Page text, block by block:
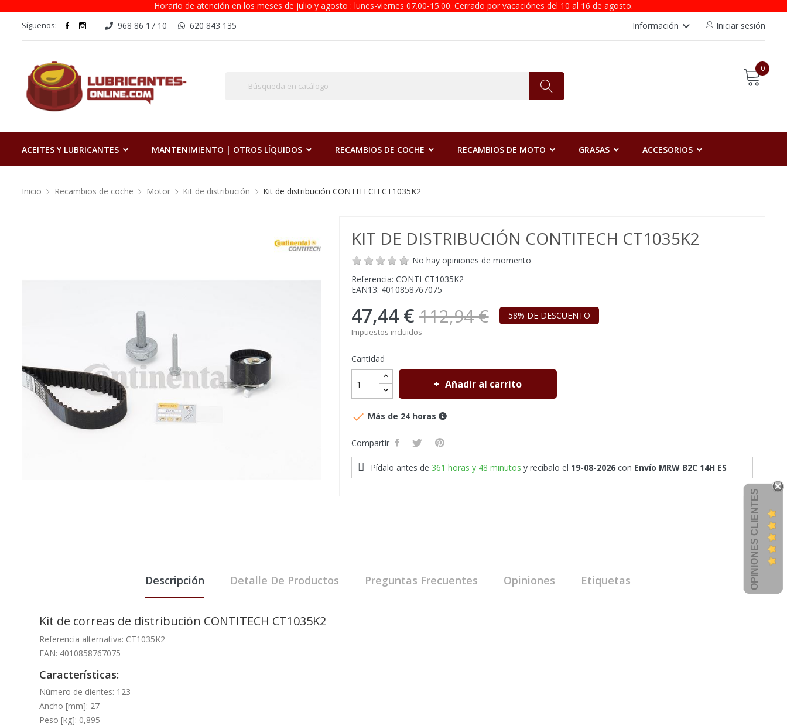
Horario de atención en los meses de julio y agosto : lunes-viernes 07.00-15.00. Cerrado por vacaciónes del 10 al 16 de agosto.
Síguenos: 968 86 17 10 620 843 135 Iniciar sesión
Información keyboard_arrow_down
0
ACEITES Y LUBRICANTES MANTENIMIENTO | OTROS LÍQUIDOS RECAMBIOS DE COCHE RECAMBIOS DE MOTO GRASAS ACCESORIOS
Inicio Recambios de coche Motor Kit de distribución Kit de distribución CONTITECH CT1035K2
KIT DE DISTRIBUCIÓN CONTITECH CT1035K2
No hay opiniones de momento
Referencia: CONTI-CT1035K2
EAN13: 4010858767075
47,44 € 112,94 € 58% DE DESCUENTO
Impuestos incluidos
Cantidad
Añadir al carrito
 Más de 24 horas
Compartir
Pídalo antes de 361 horas y 48 minutos y recíbalo el 19-08-2026 con Envío MRW B2C 14H ES
Descripción Detalle De Productos Preguntas Frecuentes Opiniones Etiquetas
Kit de correas de distribución CONTITECH CT1035K2
Referencia alternativa: CT1035K2
EAN: 4010858767075
Características:
Número de dientes: 123
Ancho [mm]: 27
Peso [kg]: 0,895
OPINIONES CLIENTES